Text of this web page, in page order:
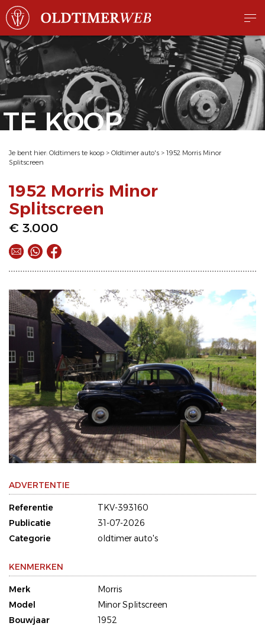
TE KOOP
Je bent hier: Oldtimers te koop > Oldtimer auto's > 1952 Morris Minor
Splitscreen
1952 Morris Minor
Splitscreen
€ 3.000
ADVERTENTIE
Referentie
TKV-393160
Publicatie
31-07-2026
Categorie
oldtimer auto's
KENMERKEN
Merk
Morris
Model
Minor Splitscreen
Bouwjaar
1952